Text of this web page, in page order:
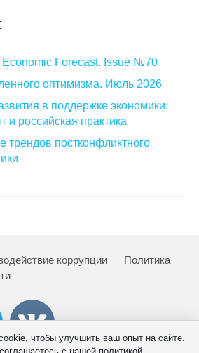
вакансии
Economic Forecast. Issue №70
оптимизма. Июль 2026
в поддержке экономики:
и российская практика
трендов постконфликтного
коррупции
Политика
чтобы улучшить ваш опыт на сайте.